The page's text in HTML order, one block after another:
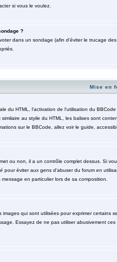
si vous le voulez.
?
dans un sondage (afin d'éviter le trucage
Mise en
du HTML, l'activation de l'utilisation du
au styile du HTML, les balises sont
sur le BBCode, allez voir le guide,
ou non, il a un contrôle complet dessus. Si
pour éviter aux gens d'abuser du forum en
en particulier lors de sa composition.
qui sont utilisées pour exprimer certains
Essayez de ne pas utiliser abusivement